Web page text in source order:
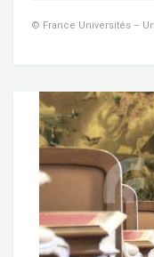
© France Universités –